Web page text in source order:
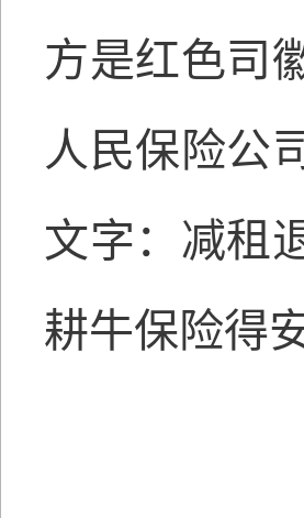
方是红色司
人民保险公
文字：减租
耕牛保险得